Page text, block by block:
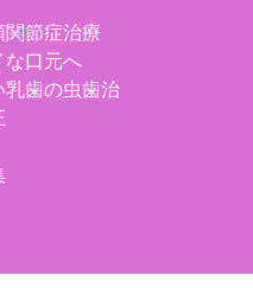
節症治療
な口元へ
歯の虫歯治